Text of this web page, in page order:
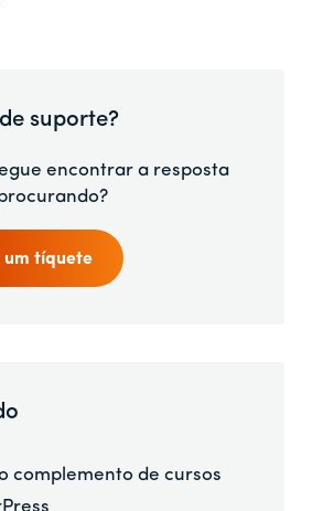
suporte?
encontrar a resposta
um tíquete
complemento de cursos